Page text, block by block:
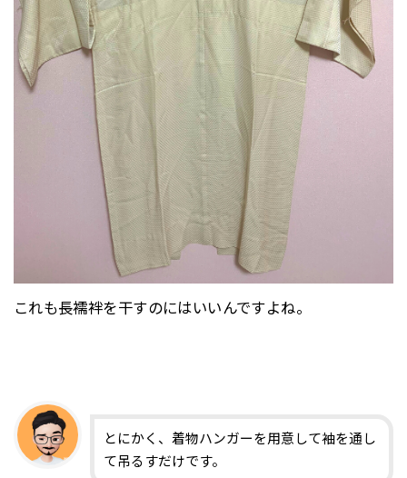
これも長襦袢を干すのにはいいんですよね。
とにかく、着物ハンガーを用意して袖を通し
て吊るすだけです。